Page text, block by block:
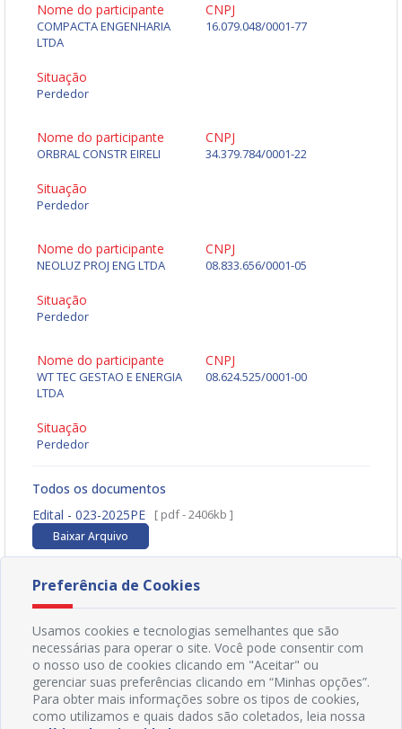
Nome do participante
COMPACTA ENGENHARIA
LTDA
CNPJ
16.079.048/0001-77
Situação
Perdedor
Nome do participante
ORBRAL CONSTR EIRELI
CNPJ
34.379.784/0001-22
Situação
Perdedor
Nome do participante
NEOLUZ PROJ ENG LTDA
CNPJ
08.833.656/0001-05
Situação
Perdedor
Nome do participante
WT TEC GESTAO E ENERGIA
LTDA
CNPJ
08.624.525/0001-00
Situação
Perdedor
Todos os documentos
Edital - 023-2025PE
[ pdf - 2406kb ]
Baixar Arquivo
Preferência de Cookies
Usamos cookies e tecnologias semelhantes que são
necessárias para operar o site. Você pode consentir com
o nosso uso de cookies clicando em "Aceitar" ou
gerenciar suas preferências clicando em “Minhas opções”.
Para obter mais informações sobre os tipos de cookies,
como utilizamos e quais dados são coletados, leia nossa